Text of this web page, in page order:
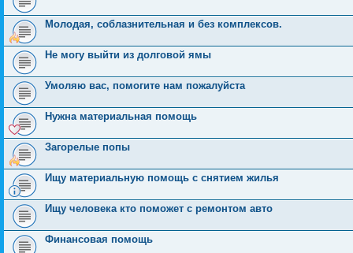
Молодая, соблазнительная и без комплексов.
Не могу выйти из долговой ямы
Умоляю вас, помогите нам пожалуйста
Нужна материальная помощь
Загорелые попы
Ищу материальную помощь с снятием жилья
Ищу человека кто поможет с ремонтом авто
Финансовая помощь